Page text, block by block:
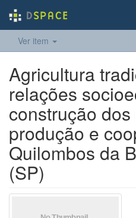
Ver item
Agricultura
relações
construção
produção e
Quilombos da
(SP)